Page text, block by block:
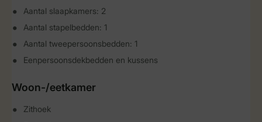
Aantal slaapkamers: 2
Aantal stapelbedden: 1
Aantal tweepersoonsbedden: 1
Eenpersoonsdekbedden en kussens
Woon-/eetkamer
Zithoek